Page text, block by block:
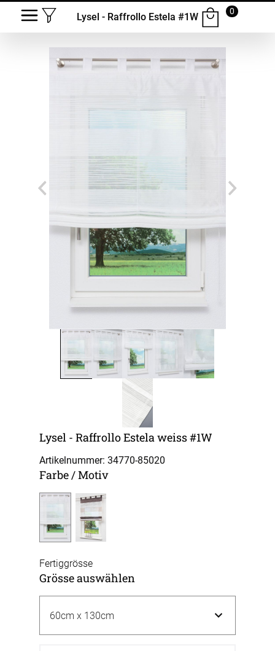
Lysel - Raffrollo Estela #1W
0
Lysel - Raffrollo Estela weiss #1W
Artikelnummer: 34770-85020
Farbe / Motiv
Fertiggrösse
Grösse auswählen